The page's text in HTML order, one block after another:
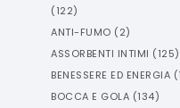
(122)
ANTI-FUMO (2)
ASSORBENTI INTIMI (125)
BENESSERE ED ENERGIA (
BOCCA E GOLA (134)